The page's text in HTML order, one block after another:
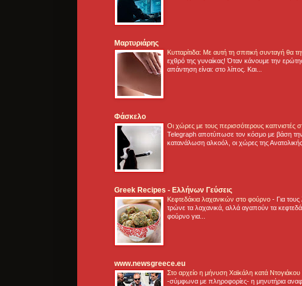
Μαρτυριάρης
Κυτταρίτιδα: Με αυτή τη σπιτική συνταγή θα
εχθρό της γυναίκας! Όταν κάνουμε την
απάντηση είναι: στο λίπος. Και...
Φάσκελο
Οι χώρες με τους περισσότερους καπνιστές
Telegraph αποτύπωσε τον κόσμο με βάση
κατανάλωση αλκοόλ, οι χώρες της
Greek Recipes - Ελλήνων Γεύσεις
Κεφτεδάκια λαχανικών στο φούρνο - Για
τρώνε τα λαχανικά, αλλά αγαπούν τα
φούρνο για...
www.newsgreece.eu
Στο αρχείο η μήνυση Χαϊκάλη κατά
-σύμφωνα με πληροφορίες- η μηνυτήρια